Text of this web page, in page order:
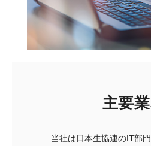
主要
当社は日本生協連のIT部門